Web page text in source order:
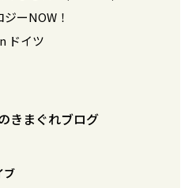
ーNOW！
ドイツ
きまぐれブログ
ブ